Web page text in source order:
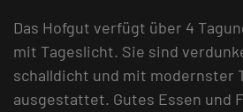
Das Hofgut verfügt über 4
mit Tageslicht. Sie sind
schalldicht und mit modernster
ausgestattet. Gutes Essen und